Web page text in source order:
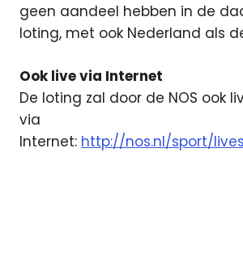
geen aandeel hebben in de
loting, met ook Nederland als
Ook live via Internet
De loting zal door de NOS ook
via
Internet: http://nos.nl/sport/